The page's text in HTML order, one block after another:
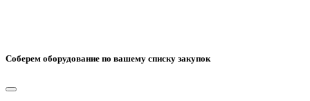
Соберем оборудование по вашему списку закупок